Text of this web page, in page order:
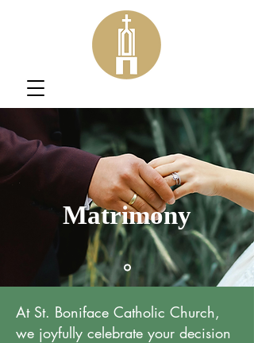
Matrimony
At St. Boniface Catholic Church,
we joyfully celebrate your decision